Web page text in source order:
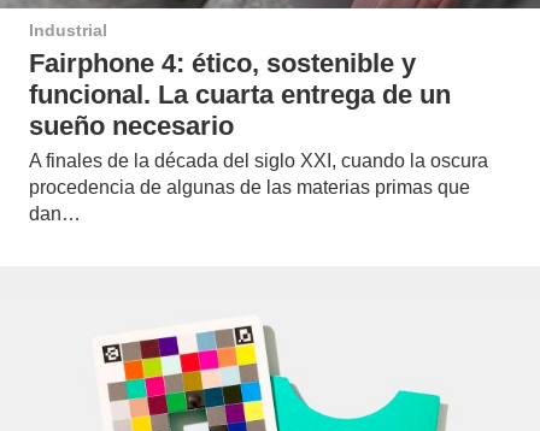
Industrial
Fairphone 4: ético, sostenible y
funcional. La cuarta entrega de un
sueño necesario
A finales de la década del siglo XXI, cuando la oscura
procedencia de algunas de las materias primas que
dan…